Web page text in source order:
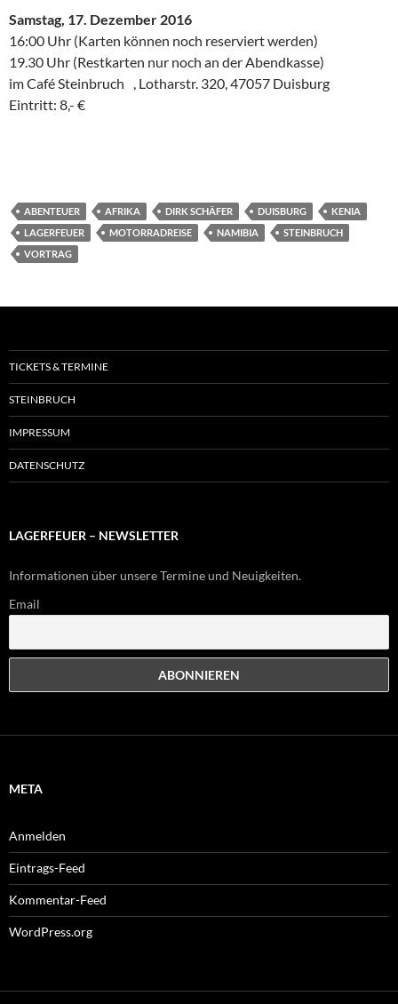
Samstag, 17. Dezember 2016
16:00 Uhr (Karten können noch reserviert werden)
19.30 Uhr (Restkarten nur noch an der Abendkasse)
im Café Steinbruch , Lotharstr. 320, 47057 Duisburg
Eintritt: 8,- €
ABENTEUER AFRIKA DIRK SCHÄFER DUISBURG
KENIA
LAGERFEUER
MOTORRADREISE NAMIBIA
STEINBRUCH
VORTRAG
TICKETS & TERMINE
STEINBRUCH
IMPRESSUM
DATENSCHUTZ
LAGERFEUER – NEWSLETTER
Informationen über unsere Termine und Neuigkeiten.
Email
META
Anmelden
Eintrags-Feed
Kommentar-Feed
WordPress.org